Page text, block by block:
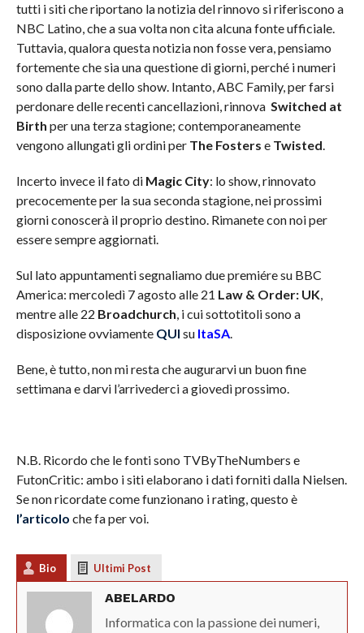
tutti i siti che riportano la notizia del rinnovo si riferiscono a
NBC Latino, che a sua volta non cita alcuna fonte ufficiale.
Tuttavia, qualora questa notizia non fosse vera, pensiamo
fortemente che sia una questione di giorni, perché i numeri
sono dalla parte dello show. Intanto, ABC Family, per farsi
perdonare delle recenti cancellazioni, rinnova Switched at
Birth per una terza stagione; contemporaneamente
vengono allungati gli ordini per The Fosters e Twisted.
Incerto invece il fato di Magic City: lo show, rinnovato
precocemente per la sua seconda stagione, nei prossimi
giorni conoscerà il proprio destino. Rimanete con noi per
essere sempre aggiornati.
Sul lato appuntamenti segnaliamo due premiére su BBC
America: mercoledì 7 agosto alle 21 Law & Order: UK,
mentre alle 22 Broadchurch, i cui sottotitoli sono a
disposizione ovviamente QUI su ItaSA.
Bene, è tutto, non mi resta che augurarvi un buon fine
settimana e darvi l’arrivederci a giovedì prossimo.
N.B. Ricordo che le fonti sono TVByTheNumbers e
FutonCritic: ambo i siti elaborano i dati forniti dalla Nielsen.
Se non ricordate come funzionano i rating, questo è
l’articolo che fa per voi.
Bio Ultimi Post
ABELARDO
Informatica con la passione dei numeri,